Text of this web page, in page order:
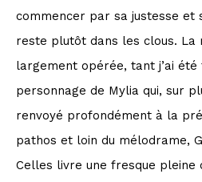
commencer par sa justesse et
reste plutôt dans les clous. La
largement opérée, tant j’ai
personnage de Mylia qui, sur
renvoyé profondément à la
pathos et loin du mélodrame,
Celles livre une fresque pleine